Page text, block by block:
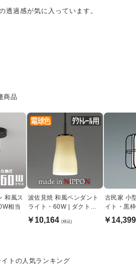
透過感が気に入っています。
商品
和風ス
相当
波佐見焼 和風ペンダント
ライト・60W | ダクトレ
ール用
￥10,164 (税込)
古民家 小
イト・黒
￥14,399
トの人気ランキング